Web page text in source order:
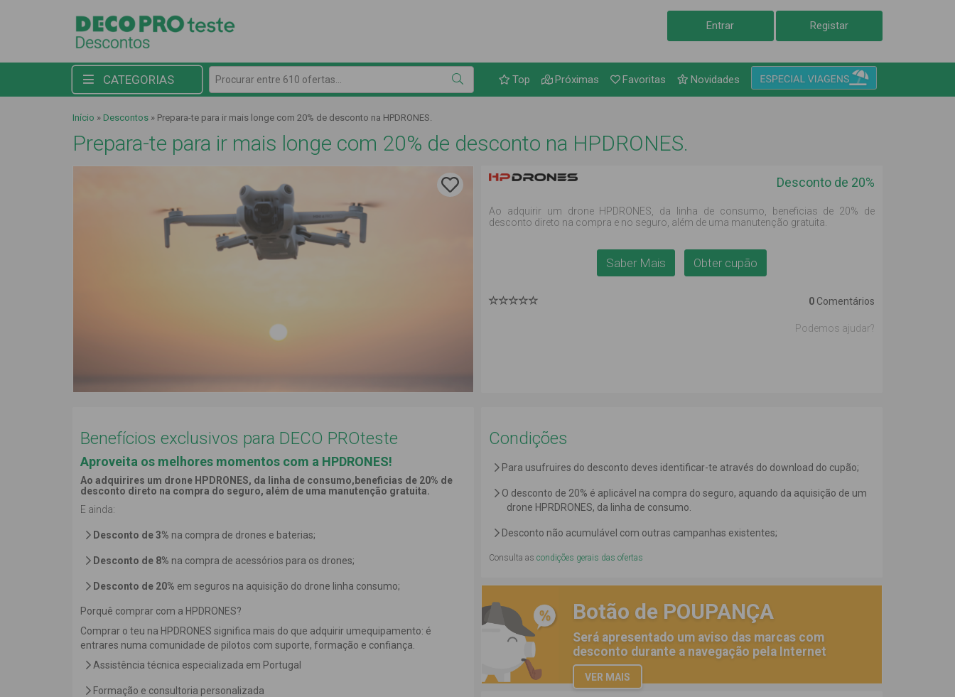
Entrar Registar
CATEGORIAS Procurar entre 610 ofertas... Link para as ofertas Novidades
Favoritas
Próximas
Top
Início » Descontos » Prepara-te para ir mais longe com 20% de desconto na HPDRONES.
Prepara-te para ir mais longe com 20% de desconto na HPDRONES.
Desconto de 20%
Ao adquirir um drone HPDRONES, da linha de consumo, beneficias de 20% de
desconto direto na compra e no seguro, além de uma manutenção gratuita.
Saber Mais Obter cupão
0 Comentários
Podemos ajudar?
Benefícios exclusivos para DECO PROteste
Aproveita os melhores momentos com a HPDRONES!
Ao adquirires um drone HPDRONES, da linha de consumo,beneficias de 20% de
desconto direto na compra do seguro, além de uma manutenção gratuita.
E ainda:
Desconto de 3% na compra de drones e baterias;
Desconto de 8% na compra de acessórios para os drones;
Desconto de 20% em seguros na aquisição do drone linha consumo;
Porquê comprar com a HPDRONES?
Comprar o teu na HPDRONES significa mais do que adquirir umequipamento: é
entrares numa comunidade de pilotos com suporte, formação e confiança.
Assistência técnica especializada em Portugal
Formação e consultoria personalizada
Condições
Para usufruires do desconto deves identificar-te através do download do cupão;
O desconto de 20% é aplicável na compra do seguro, aquando da aquisição de um
drone HPRDRONES, da linha de consumo.
Desconto não acumulável com outras campanhas existentes;
Consulta as condições gerais das ofertas
Botão de POUPANÇA
Será apresentado um aviso das marcas com
desconto durante a navegação pela Internet
VER MAIS